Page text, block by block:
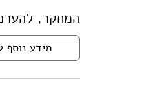
המחקר,
מידע נוסף